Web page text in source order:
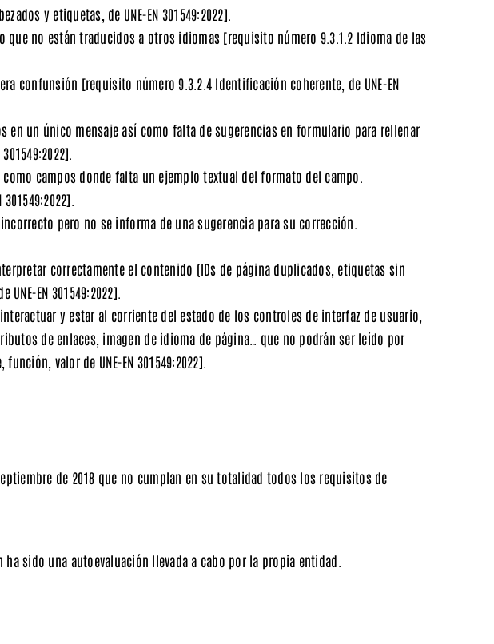
y etiquetas, de UNE-EN 301549:2022].
que no están traducidos a otros idiomas [requisito número 9.3.1.2 Idioma de las
confunsión [requisito número 9.3.2.4 Identificación coherente, de UNE-EN
en un único mensaje así como falta de sugerencias en formulario para rellenar
campos donde falta un ejemplo textual del formato del campo.
pero no se informa de una sugerencia para su corrección.
correctamente el contenido (IDs de página duplicados, etiquetas sin
EN 301549:2022]
y estar al corriente del estado de los controles de interfaz de usuario,
de enlaces, imagen de idioma de página… que no podrán ser leído por
valor de UNE-EN 301549:2022]
de 2018 que no cumplan en su totalidad todos los requisitos de
sido una autoevaluación llevada a cabo por la propia entidad.